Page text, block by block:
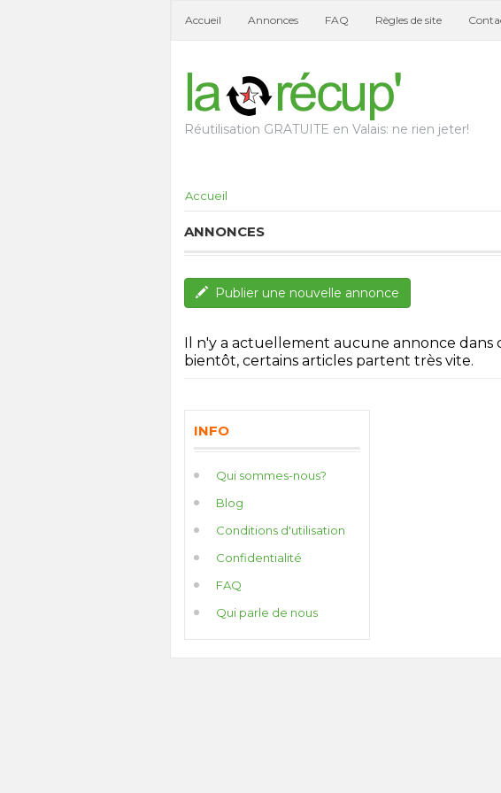
Accueil Annonces FAQ Règles de site
Réutilisation GRATUITE en Valais: ne rien jeter!
Accueil
ANNONCES
Publier une nouvelle annonce
Il n'y a actuellement aucune annonce dans
bientôt, certains articles partent très vite.
INFO
Qui sommes-nous?
Blog
Conditions d'utilisation
Confidentialité
FAQ
Qui parle de nous